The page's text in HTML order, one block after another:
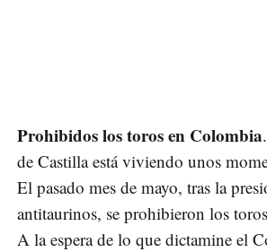
Prohibidos los toros en Colombia
de Castilla está viviendo unos
El pasado mes de mayo, tras la
antitaurinos, se prohibieron los
A la espera de lo que dictamine el